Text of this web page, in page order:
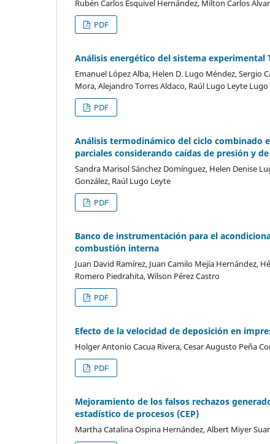
Rubén Carlos Esquivel Hernández, Milton Carlos
PDF
Análisis energético del sistema experimental
Emanuel López Alba, Helen D. Lugo Méndez, Sergio
Mora, Alejandro Torres Aldaco, Raúl Lugo Leyte
PDF
Análisis termodinámico del ciclo combinado
parciales considerando caídas de presión y
Sandra Marisol Sánchez Domínguez, Helen Denise
González, Raúl Lugo Leyte
PDF
Banco de instrumentación para el
combustión interna
Juan David Ramírez, Juan Camilo Mejía Hernández,
Romero Piedrahita, Wilson Pérez Castro
PDF
Efecto de la velocidad de deposición en
Holger Antonio Cacua Rivera, Cesar Augusto Peña
PDF
Mejoramiento de los falsos rechazos
estadístico de procesos (CEP)
Martha Catalina Ospina Hernández, Albert Miyer